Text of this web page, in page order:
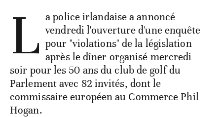
L a police irlandaise a annoncé
vendredi l'ouverture d'une enquête
pour "violations" de la législation
après le dîner organisé mercredi
soir pour les 50 ans du club de golf du
Parlement avec 82 invités, dont le
commissaire européen au Commerce Phil
Hogan.